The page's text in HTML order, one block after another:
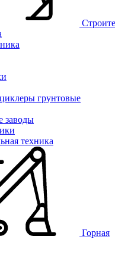
грунтовые
заводы
техника
Горная